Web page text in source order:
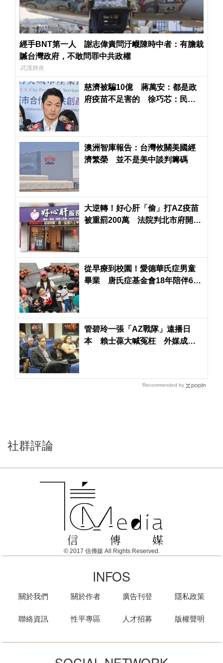
經手BNT第一人 謝志偉責問汙衊陳時中者：有膽栽
贓台灣政府，不敢問罪中共政權
武漢肺炎
慈濟被騙10億 蔣萬安：都是政
府疫苗不足害的 徐巧芯：民進
澳洲智庫報告：台灣攸關美國經
濟繁榮 並不是美中談判籌碼
大逆轉！好心肝「偷」打AZ疫苗
被重罰200萬 法院判北市府開罰
從早療到校園！愛德華氏症男童
畢業 唐氏症基金會18年陪伴600
管碧玲一張「AZ戰隊」遠播日
本 賴士葆大喊冤枉 外媒成藍
Recommended by
社群評論
© 2017 信傳媒 All Rights Reserved.
INFOS
關於我們
聯絡資訊
關於作者
性平專區
廣告刊登
人才招募
隱私政策
版權聲明